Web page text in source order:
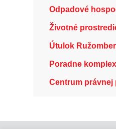
Odpadové
Životné
Útulok
Poradne
Centrum právnej